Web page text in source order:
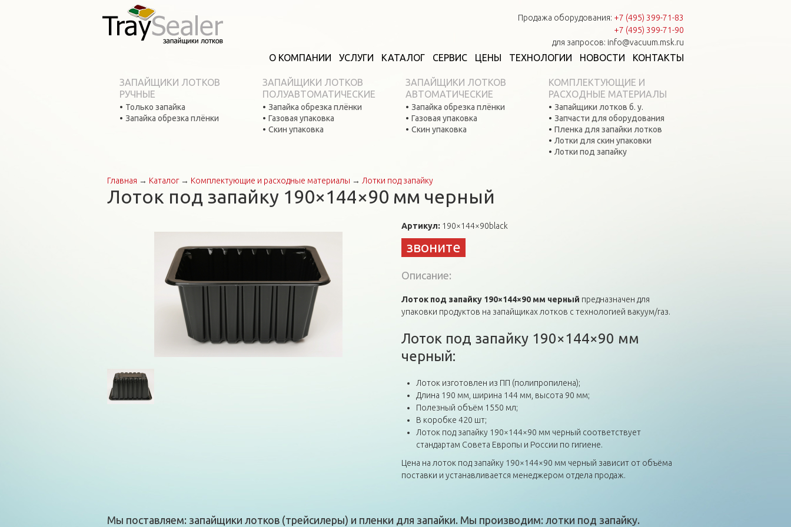
Продажа оборудования: +7 (495) 399-71-83
+7 (495) 399-71-90
для запросов: info@vacuum.msk.ru
О КОМПАНИИ УСЛУГИ КАТАЛОГ СЕРВИС ЦЕНЫ ТЕХНОЛОГИИ НОВОСТИ КОНТАКТЫ
ЗАПАЙЩИКИ ЛОТКОВ
РУЧНЫЕ
Только запайка
Запайка обрезка плёнки
ЗАПАЙЩИКИ ЛОТКОВ
ПОЛУАВТОМАТИЧЕСКИЕ
Запайка обрезка плёнки
Газовая упаковка
Скин упаковка
ЗАПАЙЩИКИ ЛОТКОВ
АВТОМАТИЧЕСКИЕ
Запайка обрезка плёнки
Газовая упаковка
Скин упаковка
КОМПЛЕКТУЮЩИЕ И
РАСХОДНЫЕ МАТЕРИАЛЫ
Запайщики лотков б. у.
Запчасти для оборудования
Пленка для запайки лотков
Лотки для скин упаковки
Лотки под запайку
Вы здесь
Главная → Каталог→ Комплектующие и расходные материалы → Лотки под запайку
Лоток под запайку 190×144×90 мм черный
Артикул: 190×144×90black
звоните
Описание:
Лоток под запайку 190×144×90 мм черный предназначен для
упаковки продуктов на запайщиках лотков с технологией вакуум/газ.
Лоток под запайку 190×144×90 мм
черный:
Лоток изготовлен из ПП (полипропилена);
Длина 190 мм, ширина 144 мм, высота 90 мм;
Полезный объём 1550 мл;
В коробке 420 шт;
Лоток под запайку 190×144×90 мм черный соответствует
стандартам Совета Европы и России по гигиене.
Цена на лоток под запайку 190×144×90 мм черный зависит от объёма
поставки и устанавливается менеджером отдела продаж.
Мы поставляем: запайщики лотков (трейсилеры) и пленки для запайки. Мы производим: лотки под запайку.